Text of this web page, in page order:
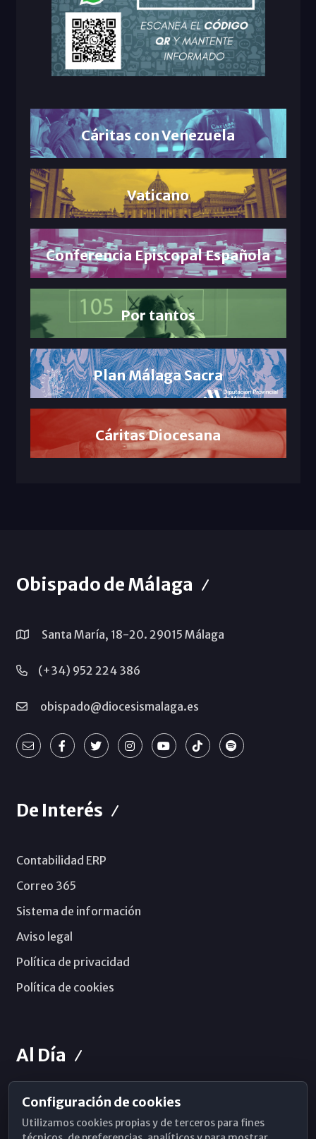
Cáritas con Venezuela
Vaticano
Conferencia Episcopal Española
Por tantos
Plan Málaga Sacra
Cáritas Diocesana
Obispado de Málaga
Santa María, 18-20. 29015 Málaga
(+34) 952 224 386
obispado@diocesismalaga.es
De Interés
Contabilidad ERP
Correo 365
Sistema de información
Aviso legal
Política de privacidad
Política de cookies
Al Día
Horarios de Misa
Hemeroteca
Configuración de cookies
Utilizamos cookies propias y de terceros para fines